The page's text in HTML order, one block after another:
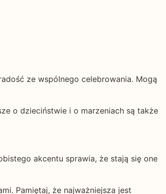
ze wspólnego celebrowania. Mogą
o dzieciństwie i o marzeniach są także
akcentu sprawia, że stają się one
Pamiętaj, że najważniejsza jest